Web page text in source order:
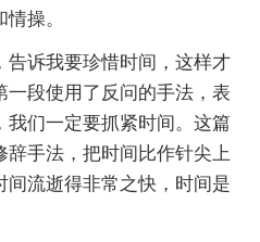
操。
告诉我要珍惜时间，这样才
段使用了反问的手法，表
们一定要抓紧时间。这篇
手法，把时间比作针尖上
间流逝得非常之快，时间是